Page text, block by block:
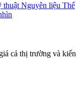
thuật Nguyên liệu Thế
cả thị trường và kiến